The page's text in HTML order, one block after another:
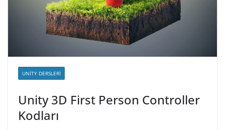
UNITY DERSLERI
Unity 3D First Person Controller
Kodları